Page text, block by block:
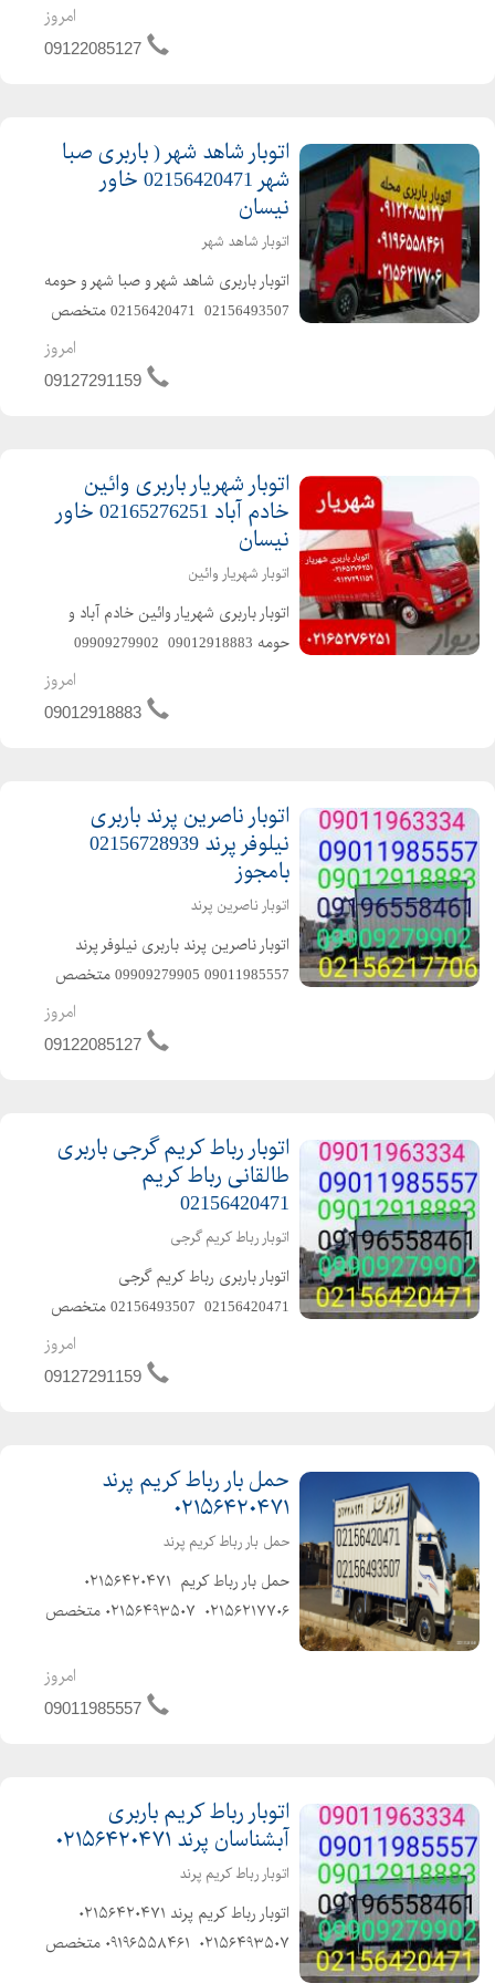
09127291159️ ️متخصص در حمل و نقل
اثاثیه منزل وجهیزیه و مبلمان و شرکتها
امروز
09122085127
اتوبار شاهد شهر ( باربری صبا
شهر 02156420471 خاور
نیسان
اتوبار شاهد شهر
️اتوبار باربری شاهد شهر و صبا شهر و حومه️
️02156493507 ️ 02156420471 ️متخصص
در حمل و نقل اثاثیه منزل وجهیزیه و
مبلمان و شرکتها و غیره ️باکادر مجرب و
امروز
09127291159
اتوبار شهریار باربری وائین
خادم آباد 02165276251 خاور
نیسان
اتوبار شهریار وائین
اتوبار باربری شهریار وائین خادم آباد و
حومه 09012918883 ️ 09909279902
وجهیزیه و مبلمان و شرکتها و غیره باکادر
امروز
09012918883
اتوبار ناصرین پرند باربری
نیلوفر پرند 02156728939
بامجوز
اتوبار ناصرین پرند
️اتوبار ناصرین پرند باربری نیلوفر پرند️
09011985557 ️09909279905 ️متخصص
در حمل و نقل اثاثیه منزل وجهیزیه و
مبلمان و شرکتها و غیره ️باکادر مجرب و
امروز
09122085127
اتوبار رباط کریم گرجی باربری
طالقانی رباط کریم
02156420471
اتوبار رباط کریم گرجی
️اتوبار باربری رباط کریم گرجی️️
02156420471 ️️ 02156493507 ️متخصص
در حمل و نقل اثاثیه منزل وجهیزیه و
مبلمان و شرکتها و غیره ️باکادر مجرب و
امروز
09127291159
حمل بار رباط کریم پرند
۰۲۱۵۶۴۲۰۴۷۱
حمل بار رباط کریم پرند
️حمل بار رباط کریم ️ ۰۲۱۵۶۴۲۰۴۷۱
۰۲۱۵۶۲۱۷۷۰۶ ️ ۰۲۱۵۶۴۹۳۵۰۷️ ️متخصص
مبلمان و شرکتها و غیره ️باکادر مجرب و
کارگران ماهر و کار بلد و حرفهای...
امروز
09011985557
اتوبار رباط کریم باربری
آبشناسان پرند ۰۲۱۵۶۴۲۰۴۷۱
اتوبار رباط کریم پرند
️اتوبار رباط کریم پرند ️۰۲۱۵۶۴۲۰۴۷۱️
۰۲۱۵۶۴۹۳۵۰۷ ️ ۰۹۱۹۶۵۵۸۴۶۱ ️متخصص